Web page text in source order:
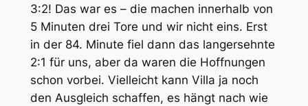
3:2! Das war es – die machen innerhalb von
5 Minuten drei Tore und wir nicht eins. Erst
in der 84. Minute fiel dann das langersehnte
2:1 für uns, aber da waren die Hoffnungen
schon vorbei. Vielleicht kann Villa ja noch
den Ausgleich schaffen, es hängt nach wie